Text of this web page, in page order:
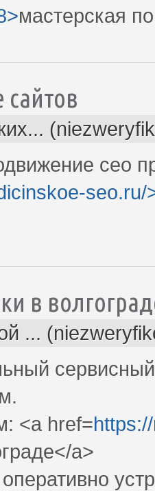
мастерская
сео
seo.ru/
в
...
<a href=
a>